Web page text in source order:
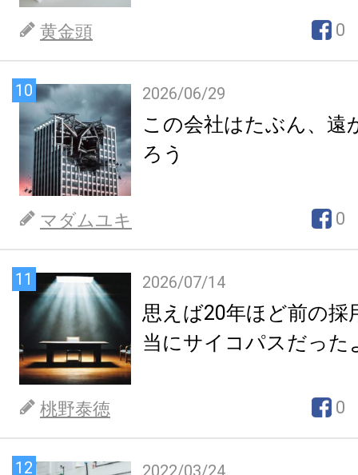
黄金頭 0
10 2026/06/29
この会社はたぶん、遠
ろう
マダムユキ 0
11 2026/07/14
思えば20年ほど前の採
当にサイコパスだった
桃野泰徳 0
12 2022/03/24